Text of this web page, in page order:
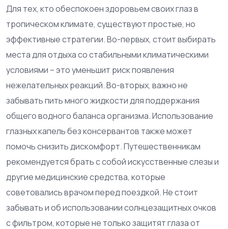
Для тех, кто обеспокоен здоровьем своих глаз в
тропическом климате, существуют простые, но
эффективные стратегии. Во-первых, стоит выбирать
места для отдыха со стабильными климатическими
условиями – это уменьшит риск появления
нежелательных реакций. Во-вторых, важно не
забывать пить много жидкости для поддержания
общего водного баланса организма. Использование
глазных капель без консервантов также может
помочь снизить дискомфорт. Путешественникам
рекомендуется брать с собой искусственные слезы и
другие медицинские средства, которые
советовались врачом перед поездкой. Не стоит
забывать и об использовании солнцезащитных очков
с фильтром, которые не только защитят глаза от